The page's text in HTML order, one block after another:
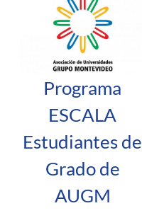
Programa
ESCALA
Estudiantes de
Grado de
AUGM